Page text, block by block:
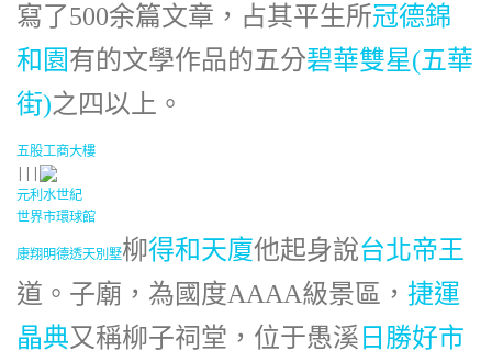
寫了500余篇文章，占其平生所冠德錦
和園 有的文學作品的五分碧華雙星(五華
街)之四以上。
五股工商大樓
|||
元利水世紀
世界市環球館
康翔明德透天別墅柳得和天廈他起身說台北帝王
道。子廟，為國度AAAA級景區， 捷運
晶典又稱柳子祠堂，位于愚溪 日勝好市